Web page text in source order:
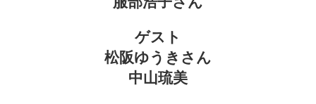
ゲスト
松阪ゆうきさん
中山琉美